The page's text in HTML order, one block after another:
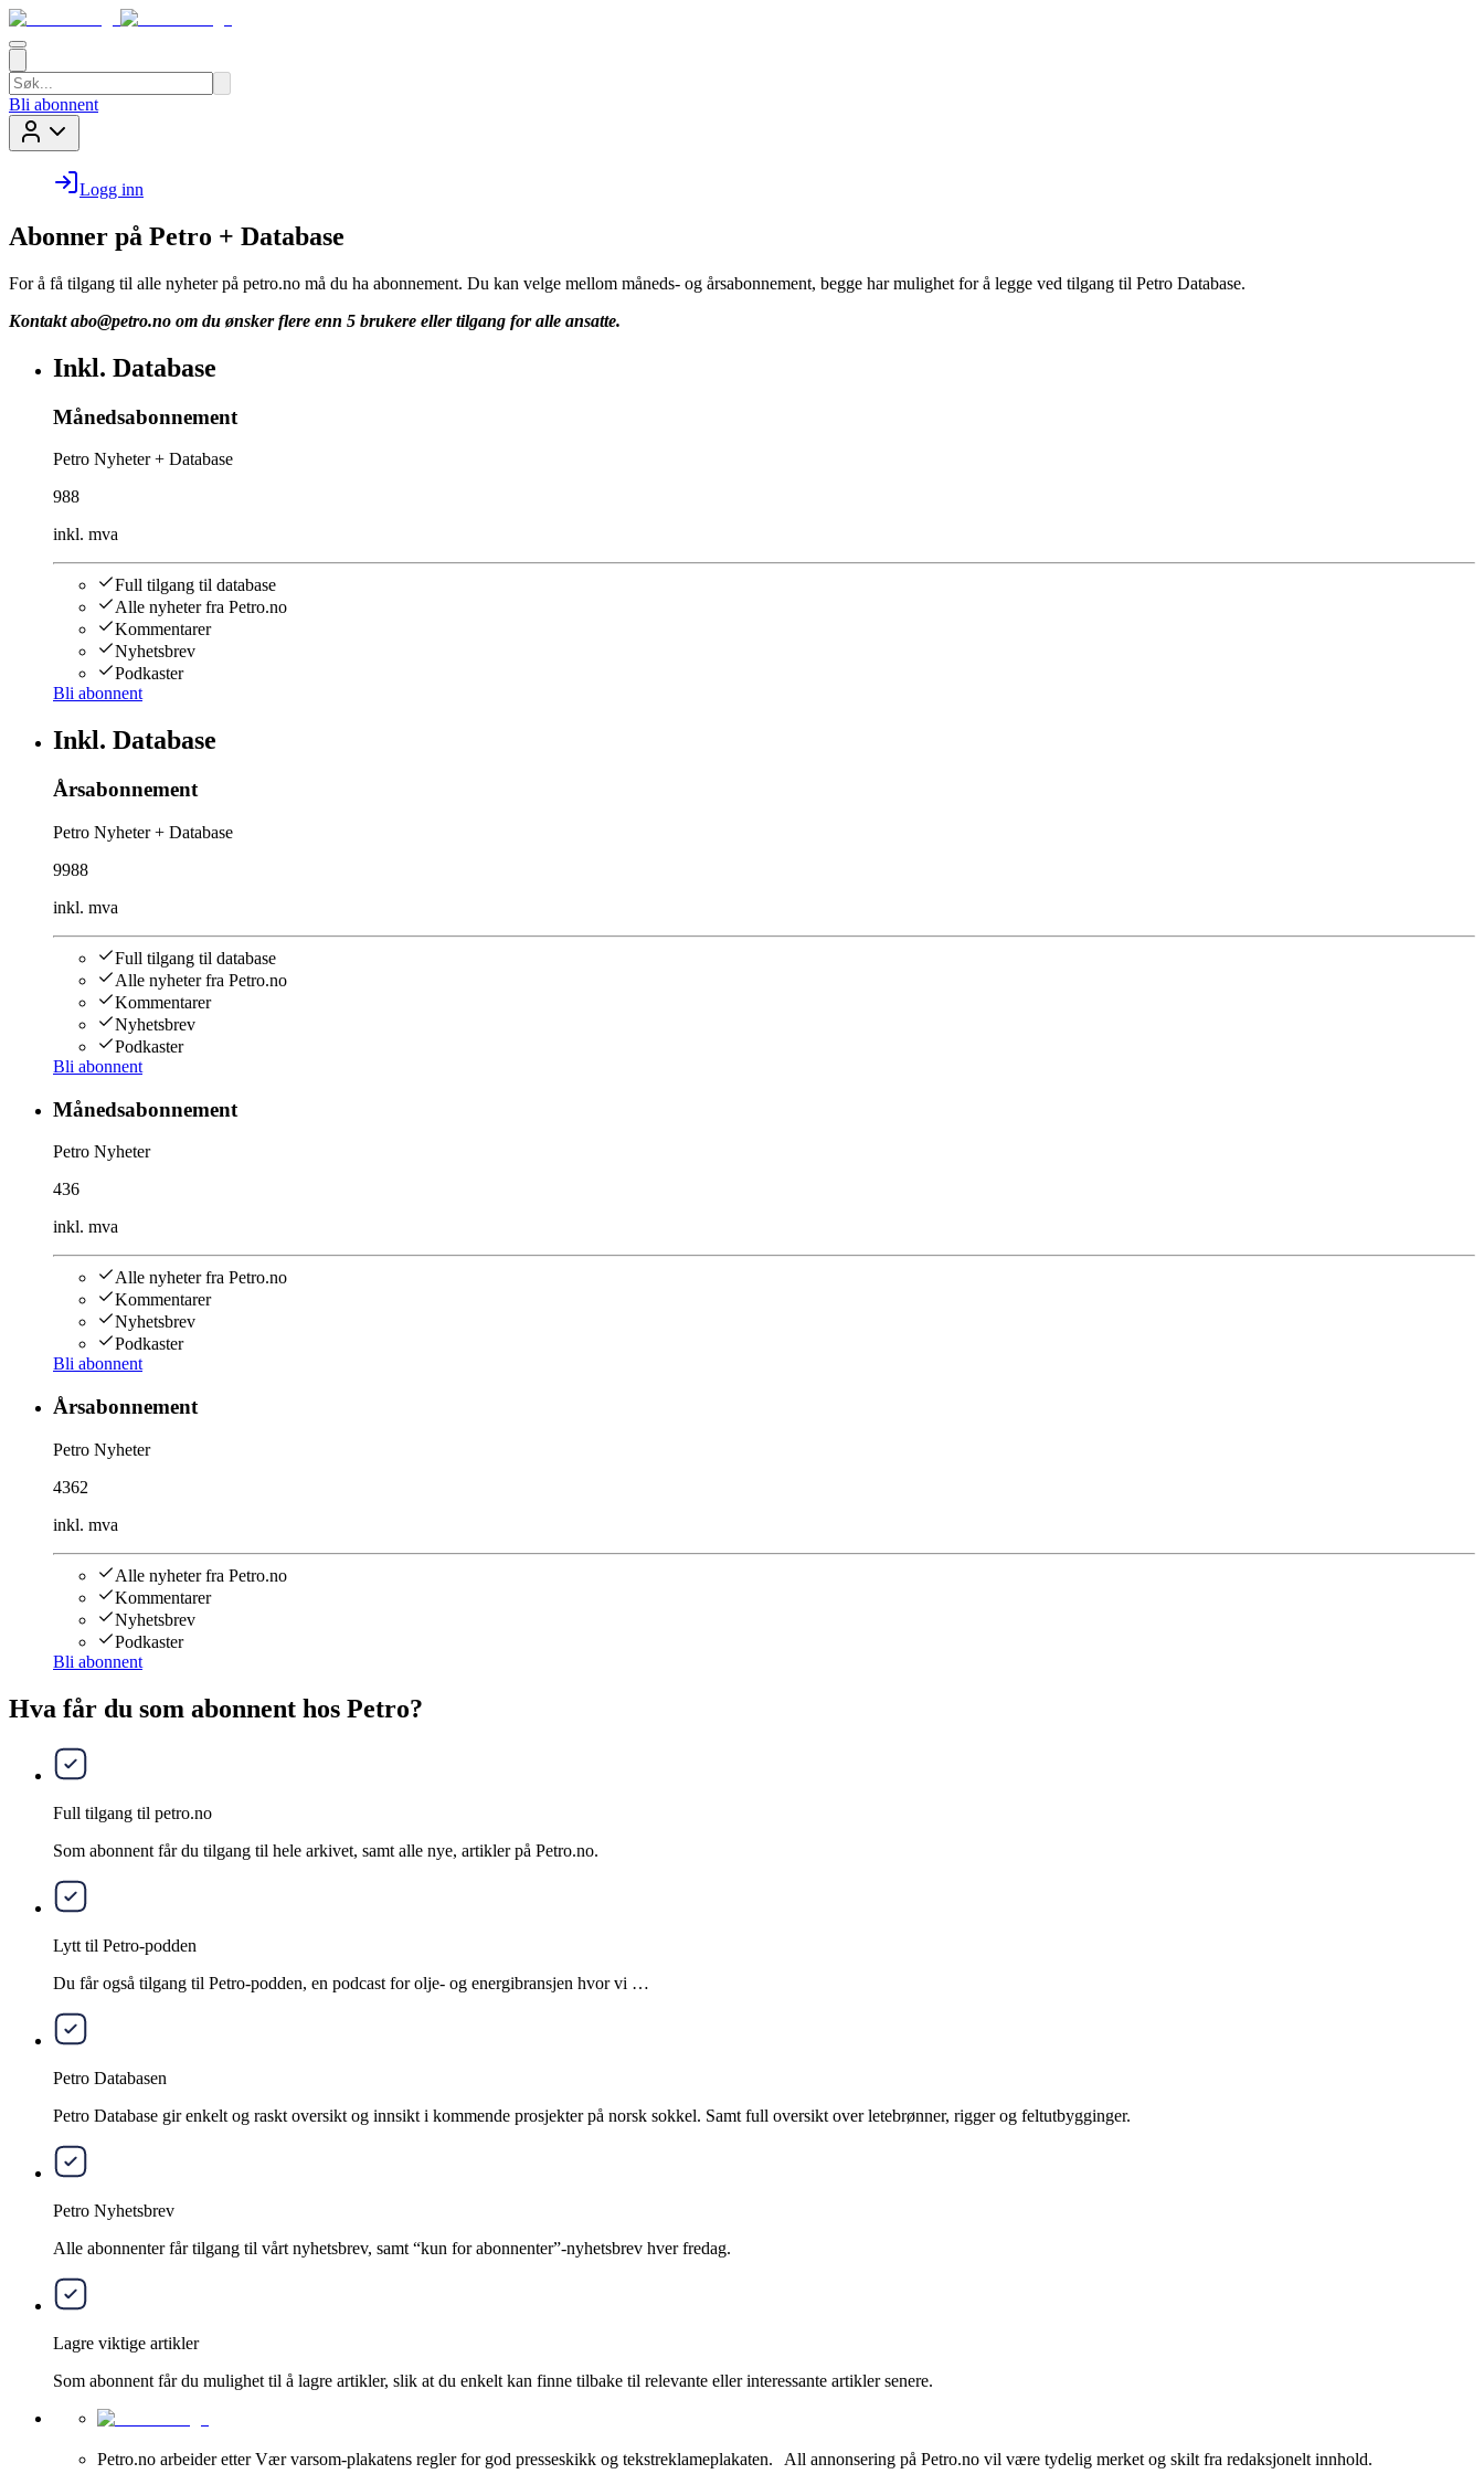
Bli abonnent
Logg inn
Abonner på Petro + Database
For å få tilgang til alle nyheter på petro.no må du ha abonnement. Du kan velge mellom måneds- og årsabonnement, begge har mulighet for å legge ved tilgang til Petro Database.
Kontakt abo@petro.no om du ønsker flere enn 5 brukere eller tilgang for alle ansatte.
Inkl. Database
Månedsabonnement
Petro Nyheter + Database
988
inkl. mva
Full tilgang til database
Alle nyheter fra Petro.no
Kommentarer
Nyhetsbrev
Podkaster
Bli abonnent
Inkl. Database
Årsabonnement
Petro Nyheter + Database
9988
inkl. mva
Full tilgang til database
Alle nyheter fra Petro.no
Kommentarer
Nyhetsbrev
Podkaster
Bli abonnent
Månedsabonnement
Petro Nyheter
436
inkl. mva
Alle nyheter fra Petro.no
Kommentarer
Nyhetsbrev
Podkaster
Bli abonnent
Årsabonnement
Petro Nyheter
4362
inkl. mva
Alle nyheter fra Petro.no
Kommentarer
Nyhetsbrev
Podkaster
Bli abonnent
Hva får du som abonnent hos Petro?
Full tilgang til petro.no
Som abonnent får du tilgang til hele arkivet, samt alle nye, artikler på Petro.no.
Lytt til Petro-podden
Du får også tilgang til Petro-podden, en podcast for olje- og energibransjen hvor vi …
Petro Databasen
Petro Database gir enkelt og raskt oversikt og innsikt i kommende prosjekter på norsk sokkel. Samt full oversikt over letebrønner, rigger og feltutbygginger.
Petro Nyhetsbrev
Alle abonnenter får tilgang til vårt nyhetsbrev, samt “kun for abonnenter”-nyhetsbrev hver fredag.
Lagre viktige artikler
Som abonnent får du mulighet til å lagre artikler, slik at du enkelt kan finne tilbake til relevante eller interessante artikler senere.
Petro.no arbeider etter Vær varsom-plakatens regler for god presseskikk og tekstreklameplakaten. All annonsering på Petro.no vil være tydelig merket og skilt fra redaksjonelt innhold.